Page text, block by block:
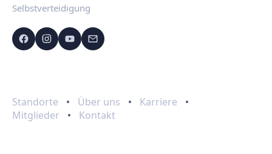
Selbstverteidigung
Standorte
Über uns
Karriere
Mitglieder
Kontakt